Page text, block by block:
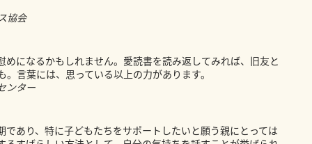
協会
めになるかもしれません。愛読書を読み返してみれば、旧友と
言葉には、思っている以上の力があります。
ンター
であり、特に子どもたちをサポートしたいと願う親にとっては